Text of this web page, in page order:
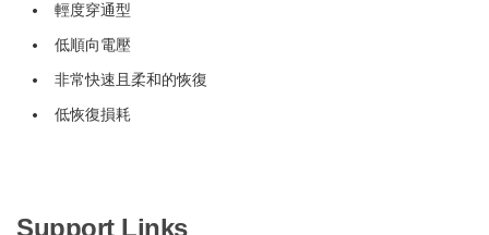
輕度穿通型
低順向電壓
非常快速且柔和的恢復
低恢復損耗
Support Links